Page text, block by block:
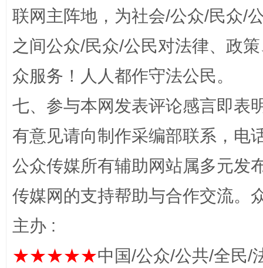
联网主阵地，为社会/公众/民众/
之间公众/民众/公民对法律、政
众服务！人人都作守法公民。
七、参与本网发表评论感言即表
有意见请向制作采编部联系，电
公众传媒所有辅助网站属多元发
传媒网的支持帮助与合作交流。
主办 :
★★★★★中国/公众/公共/全民/